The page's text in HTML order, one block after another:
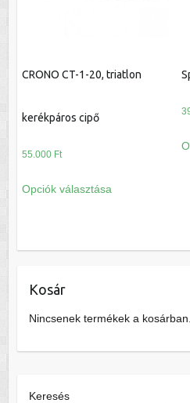
CRONO CT-1-20, triatlon
kerékpáros cipő
55.000 Ft
Opciók választása
a
variációja
Kosár
Nincsenek termékek a kosárban.
Keresés